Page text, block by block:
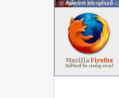
:: Ajánlott böngésző ::